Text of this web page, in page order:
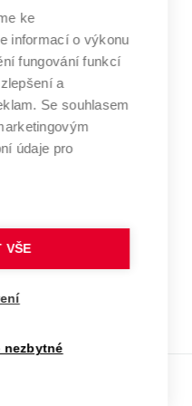
učení
technické
ke
informací o výkonu
fungování funkcí
a
Se souhlasem
údaje pro
VŠE
nezbytné